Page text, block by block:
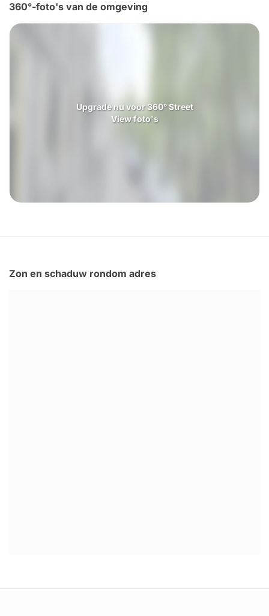
360°-foto's van de omgeving
Upgrade nu voor 360° Street
View foto's
Zon en schaduw rondom adres